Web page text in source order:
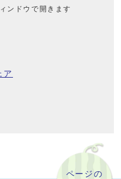
ンドウで開きます
ア
ページの